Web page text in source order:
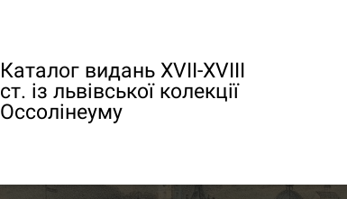
Каталог видань XVII-XVIII
ст. із львівської колекції
Оссолінеуму